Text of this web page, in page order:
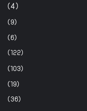
(4)
(9)
(6)
(122)
(103)
(19)
(36)